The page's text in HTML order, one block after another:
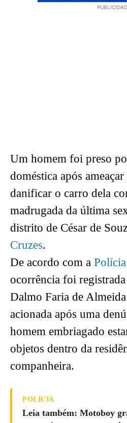
Um homem foi preso
doméstica após ameaçar
danificar o carro dela
madrugada da última
distrito de César de
Cruzes.
De acordo com a Polícia
ocorrência foi
Dalmo Faria de
acionada após uma
homem embriagado
objetos dentro da
companheira.
POLÍCIA
Leia também: Motoboy